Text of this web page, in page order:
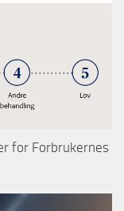
for Forbrukernes